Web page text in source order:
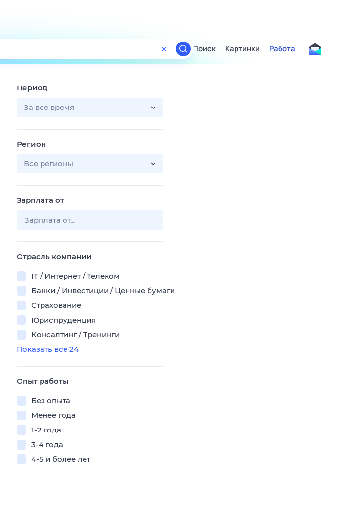
Поиск
ТВ-программа
Поиск Картинки Работа
Период
За всё время
Регион
Все регионы
Зарплата от
Отрасль компании
IT / Интернет / Телеком
Банки / Инвестиции / Ценные бумаги
Страхование
Юриспруденция
Консалтинг / Тренинги
Показать все 24
Опыт работы
Без опыта
Менее года
1-2 года
3-4 года
4-5 и более лет